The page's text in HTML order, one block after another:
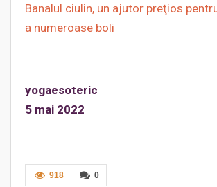
Banalul ciulin, un ajutor preţios
a numeroase boli
yogaesoteric
5 mai 2022
0
918